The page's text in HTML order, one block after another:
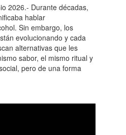
2026.- Durante décadas,
hablar
Sin embargo, los
evolucionando y cada
alternativas que les
sabor, el mismo ritual y
pero de una forma